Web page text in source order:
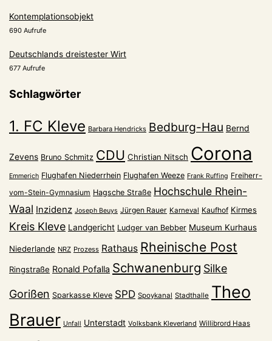
Kontemplationsobjekt
690 Aufrufe
Deutschlands dreistester Wirt
677 Aufrufe
Schlagwörter
1. FC Kleve Barbara Hendricks Bedburg-Hau Bernd
Zevens Bruno Schmitz CDU Christian Nitsch Corona
Emmerich Flughafen Niederrhein Flughafen Weeze Frank Ruffing Freiherr-
vom-Stein-Gymnasium Hagsche Straße Hochschule Rhein-
Waal Inzidenz Joseph Beuys Jürgen Rauer Karneval Kaufhof Kirmes
Kreis Kleve Landgericht Ludger van Bebber Museum Kurhaus
Niederlande NRZ Prozess Rathaus Rheinische Post
Ringstraße Ronald Pofalla Schwanenburg Silke
Gorißen Sparkasse Kleve SPD Spoykanal Stadthalle Theo
Brauer Unfall Unterstadt Volksbank Kleverland Willibrord Haas